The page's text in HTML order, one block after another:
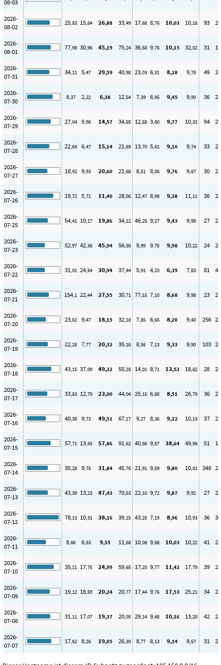
08-03
2026-
08-02
25,53 15,84 26,88 33,49 17,68 8,76 10,03 10,18 93 29
2026-
08-01
77,98 30,96 45,19 75,24 36,58 9,76 10,15 32,02 31 19
2026-
07-31
34,11 5,47 29,59 40,98 23,03 6,31 8,28 9,78 49 24
2026-
07-30
8,37 2,22 6,38 12,54 7,39 6,95 9,45 9,90 36 25
2026-
07-29
27,04 9,96 14,57 34,85 12,68 3,60 9,77 10,31 94 29
2026-
07-28
22,84 6,47 15,14 21,69 13,70 5,61 9,10 9,74 33 23
2026-
07-27
18,92 9,93 20,60 21,68 8,51 8,06 9,76 9,87 30 25
2026-
07-26
19,72 5,71 11,40 28,06 12,47 8,98 9,38 11,11 36 28
2026-
07-25
54,41 10,17 19,86 34,12 46,25 9,27 9,43 9,98 27 25
2026-
07-23
52,97 42,36 45,94 56,56 9,99 9,75 9,98 10,22 24 20
2026-
07-22
31,01 24,54 30,94 37,44 5,91 4,23 6,39 7,83 81 45
2026-
07-21
154,1 22,44 27,55 30,71 77,15 7,10 8,68 9,98 23 21
2026-
07-20
23,51 9,47 18,15 32,18 7,85 6,65 8,20 9,40 256 22
2026-
07-19
22,28 7,77 20,32 35,16 8,56 7,13 9,33 9,90 103 26
2026-
07-18
43,15 37,09 49,22 55,28 14,01 8,71 13,52 18,82 28 24
2026-
07-17
33,83 12,79 23,00 44,04 25,15 6,88 8,51 26,79 36 27
2026-
07-16
40,35 9,73 49,51 67,17 9,27 8,36 9,12 10,13 37 22
2026-
07-15
57,71 13,43 57,86 91,62 40,56 9,87 38,64 49,96 51 18
2026-
07-14
35,28 9,75 31,84 45,76 21,91 9,59 9,80 10,01 348 22
2026-
07-13
43,39 13,23 47,43 70,53 22,10 9,72 9,87 9,92 27 23
2026-
07-12
78,13 10,31 38,16 39,15 43,25 7,19 8,96 10,93 36 30
2026-
07-11
8,66 6,53 9,55 11,68 10,08 9,88 10,03 10,22 41 23
2026-
07-10
35,11 17,75 24,99 59,65 17,20 9,77 11,42 17,79 39 23
2026-
07-09
19,12 18,59 20,24 20,77 17,44 9,76 17,53 25,21 34 25
2026-
07-08
31,11 17,07 19,37 20,05 29,14 9,48 10,16 13,20 42 25
2026-
07-07
17,62 8,26 19,05 26,30 8,77 8,13 9,14 9,57 31 25